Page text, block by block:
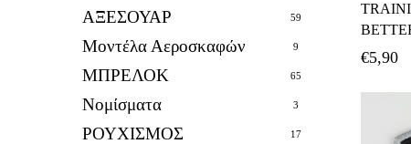
ΑΞΕΣΟΥΑΡ 59
Μοντέλα Αεροσκαφών 9
ΜΠΡΕΛΟΚ 65
Νομίσματα 3
ΡΟΥΧΙΣΜΟΣ 17
€5,90